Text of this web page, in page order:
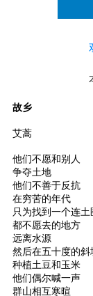
故乡
艾蒿
他们不愿和别人
争夺土地
他们不善于反抗
在穷苦的年代
只为找到一个连土
都不愿去的地方
远离水源
然后在五十度的斜
种植土豆和玉米
他们偶尔喊一声
群山相互寒暄